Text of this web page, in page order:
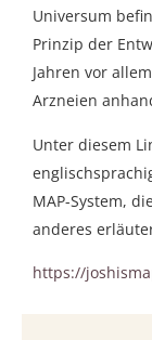
Universum
Prinzip der
Jahren vor
Arzneien
Unter diesem
MAP-System,
anderes
https://